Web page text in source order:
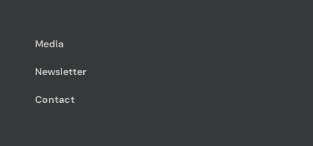
Media
Newsletter
Contact